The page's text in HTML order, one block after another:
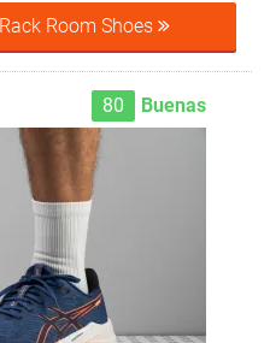
Room Shoes
80 Buenas